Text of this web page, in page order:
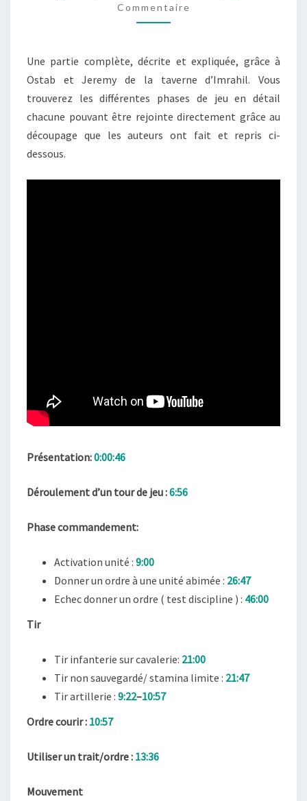
PAR
LA
D’IMRAHIL
Commentaire
Une partie complète, décrite et expliquée, grâce à
Ostab et Jeremy de la taverne d’Imrahil. Vous
trouverez les différentes phases de jeu en détail
chacune pouvant être rejointe directement grâce au
découpage que les auteurs ont fait et repris ci-
dessous.
Présentation:0:00:46
Déroulement d’un tour de jeu :6:56
Phase commandement:
Activation unité : 9:00
Donner un ordre à une unité abimée : 26:47
Echec donner un ordre ( test discipline ) : 46:00
Tir
Tir infanterie sur cavalerie: 21:00
Tir non sauvegardé/ stamina limite : 21:47
Tir artillerie : 9:22–10:57
Ordre courir : 10:57
Utiliser un trait/ordre : 13:36
Mouvement